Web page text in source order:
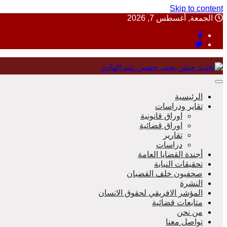
Skip to content
الجمعة, أغسطس 7, 2026
منظمة حقوقية مصرية تدافع عن حقوق الانسان
الرئيسية
تقاير ودراسات
اوراق قانونية
اوراق قضائية
تقارير
دراسات
أجندة القضايا العامة
تحقيقات النيابة
صحفيون خلف القضبان
النشرة
المؤشر الافريقي لحقوق الانسان
متابعات قضائية
من نحن
تواصل معنا